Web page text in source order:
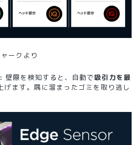
ークより
壁際を検知すると、自動で吸引力を最
げます。隅に溜まったゴミを取り逃し